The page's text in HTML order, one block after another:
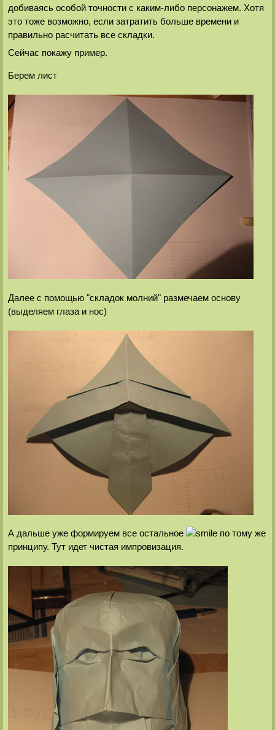
добиваясь особой точности с каким-либо персонажем. Хотя
это тоже возможно, если затратить больше времени и
правильно расчитать все складки.
Сейчас покажу пример.
Берем лист
Далее с помощью "складок молний" размечаем основу
(выделяем глаза и нос)
А дальше уже формируем все остальное
по тому же
принципу. Тут идет чистая импровизация.